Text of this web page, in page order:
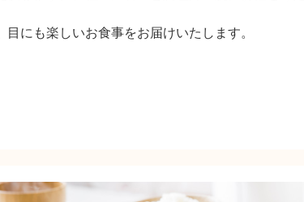
目にも楽しいお食事をお届けいたします。